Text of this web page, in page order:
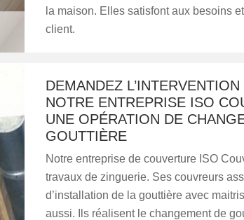
la maison. Elles satisfont aux besoins
client.
DEMANDEZ
NOTRE ENTREPRISE ISO
UNE OPÉRATION DE
GOUTTIÈRE
Notre entreprise de couverture ISO
travaux de zinguerie. Ses couvreurs
d’installation de la gouttière avec
aussi. Ils réalisent le changement de